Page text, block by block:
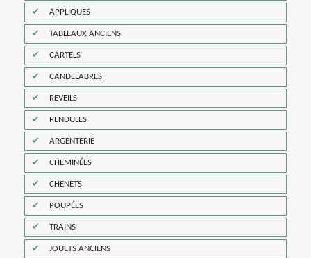
APPLIQUES
TABLEAUX ANCIENS
CARTELS
CANDELABRES
REVEILS
PENDULES
ARGENTERIE
CHEMINÉES
CHENETS
POUPÉES
TRAINS
JOUETS ANCIENS